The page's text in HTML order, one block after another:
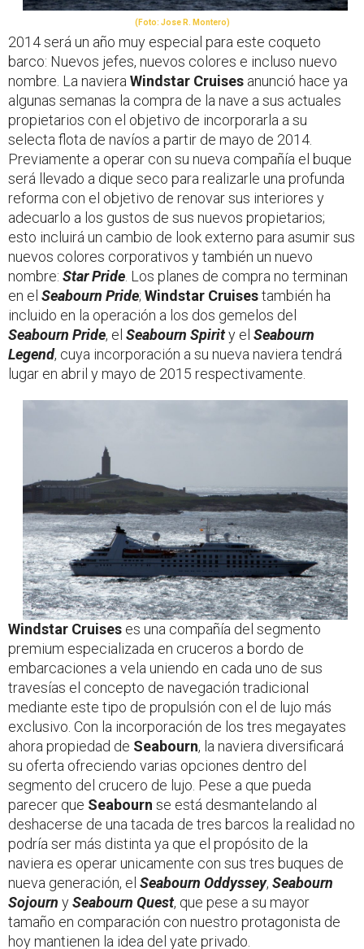
(Foto: Jose R. Montero)
2014 será un año muy especial para este coqueto
barco: Nuevos jefes, nuevos colores e incluso nuevo
nombre. La naviera Windstar Cruises anunció hace ya
algunas semanas la compra de la nave a sus actuales
propietarios con el objetivo de incorporarla a su
selecta flota de navíos a partir de mayo de 2014.
Previamente a operar con su nueva compañía el buque
será llevado a dique seco para realizarle una profunda
reforma con el objetivo de renovar sus interiores y
adecuarlo a los gustos de sus nuevos propietarios;
esto incluirá un cambio de look externo para asumir sus
nuevos colores corporativos y también un nuevo
nombre: Star Pride . Los planes de compra no terminan
en el Seabourn Pride; Windstar Cruisestambién ha
incluido en la operación a los dos gemelos del
Seabourn Pride, el Seabourn Spirity el Seabourn
Legend, cuya incorporación a su nueva naviera tendrá
lugar en abril y mayo de 2015 respectivamente.
Windstar Cruises es una compañía del segmento
premium especializada en cruceros a bordo de
embarcaciones a vela uniendo en cada uno de sus
travesías el concepto de navegación tradicional
mediante este tipo de propulsión con el de lujo más
exclusivo. Con la incorporación de los tres megayates
ahora propiedad de Seabourn, la naviera diversificará
su oferta ofreciendo varias opciones dentro del
segmento del crucero de lujo. Pese a que pueda
parecer que Seabourn se está desmantelando al
deshacerse de una tacada de tres barcos la realidad no
podría ser más distinta ya que el propósito de la
naviera es operar unicamente con sus tres buques de
nueva generación, el Seabourn Oddyssey, Seabourn
Sojourn ySeabourn Quest, que pese a su mayor
tamaño en comparación con nuestro protagonista de
hoy mantienen la idea del yate privado.